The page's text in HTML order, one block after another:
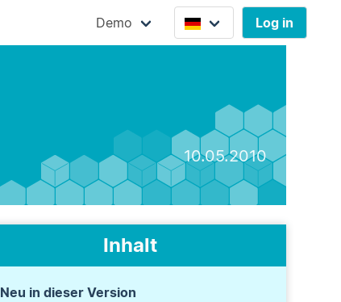
Demo Log in
10.05.2010
Inhalt
Neu in dieser Version